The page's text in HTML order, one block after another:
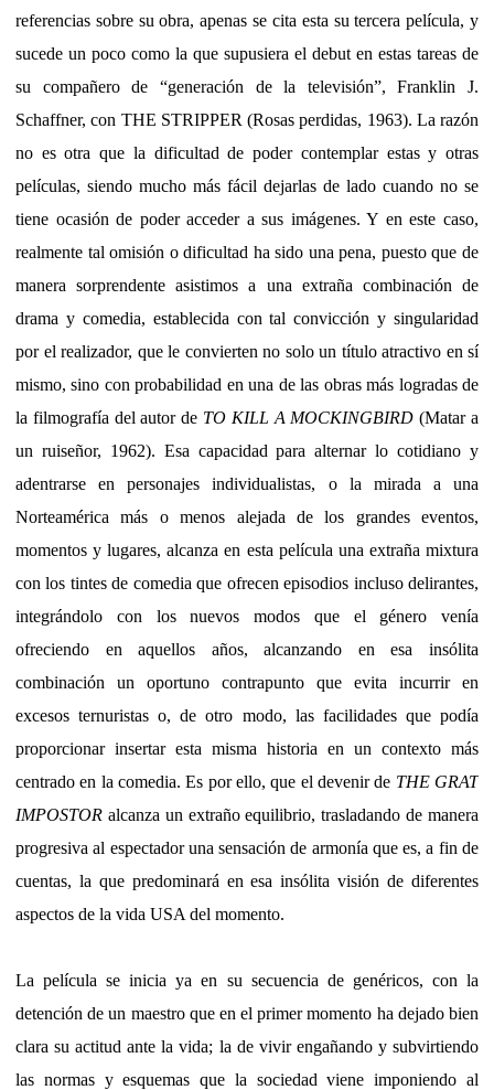
referencias sobre su obra, apenas se cita esta su tercera película, y
sucede un poco como la que supusiera el debut en estas tareas de
su compañero de “generación de la televisión”, Franklin J.
Schaffner, con THE STRIPPER (Rosas perdidas, 1963). La razón
no es otra que la dificultad de poder contemplar estas y otras
películas, siendo mucho más fácil dejarlas de lado cuando no se
tiene ocasión de poder acceder a sus imágenes. Y en este caso,
realmente tal omisión o dificultad ha sido una pena, puesto que de
manera sorprendente asistimos a una extraña combinación de
drama y comedia, establecida con tal convicción y singularidad
por el realizador, que le convierten no solo un título atractivo en sí
mismo, sino con probabilidad en una de las obras más logradas de
la filmografía del autor de TO KILL A MOCKINGBIRD (Matar a
un ruiseñor, 1962). Esa capacidad para alternar lo cotidiano y
adentrarse en personajes individualistas, o la mirada a una
Norteamérica más o menos alejada de los grandes eventos,
momentos y lugares, alcanza en esta película una extraña mixtura
con los tintes de comedia que ofrecen episodios incluso delirantes,
integrándolo con los nuevos modos que el género venía
ofreciendo en aquellos años, alcanzando en esa insólita
combinación un oportuno contrapunto que evita incurrir en
excesos ternuristas o, de otro modo, las facilidades que podía
proporcionar insertar esta misma historia en un contexto más
centrado en la comedia. Es por ello, que el devenir de THE GRAT
IMPOSTOR alcanza un extraño equilibrio, trasladando de manera
progresiva al espectador una sensación de armonía que es, a fin de
cuentas, la que predominará en esa insólita visión de diferentes
aspectos de la vida USA del momento.
La película se inicia ya en su secuencia de genéricos, con la
detención de un maestro que en el primer momento ha dejado bien
clara su actitud ante la vida; la de vivir engañando y subvirtiendo
las normas y esquemas que la sociedad viene imponiendo al